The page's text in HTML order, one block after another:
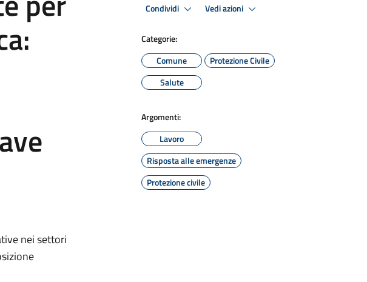
nei settori
Condividi Vedi azioni
Categorie:
Comune
Protezione Civile
Salute
Argomenti:
Lavoro
Risposta alle emergenze
Protezione civile